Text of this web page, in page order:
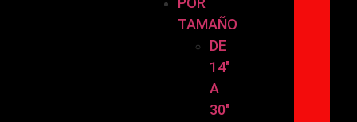
TAMAÑO
DE
14″
A
30″